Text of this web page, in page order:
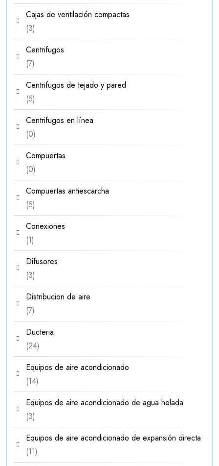
productos
Cajas de ventilación compactas
33
productos
Centrifugos
77
productos
Centrifugos de tejado y pared
55
productos
Centrifugos en línea
00
productos
Compuertas
00
productos
Compuertas antiescarcha
55
productos
Conexiones
11
producto
Difusores
33
productos
Distribucion de aire
77
productos
Ducteria
2424
productos
Equipos de aire acondicionado
1414
productos
Equipos de aire acondicionado de agua helada
33
productos
Equipos de aire acondicionado de expansión directa
1111